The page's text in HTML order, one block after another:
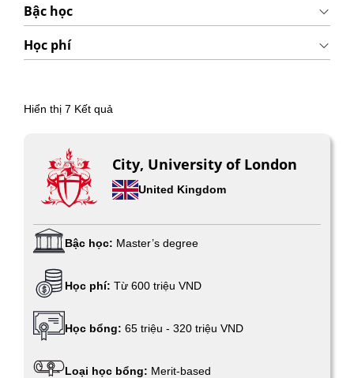
Bậc học
Học phí
Hiển thị 7 Kết quả
City, University of London
United Kingdom
Bậc học: Master’s degree
Học phí: Từ 600 triệu VND
Học bổng: 65 triệu - 320 triệu VND
Loại học bổng: Merit-based